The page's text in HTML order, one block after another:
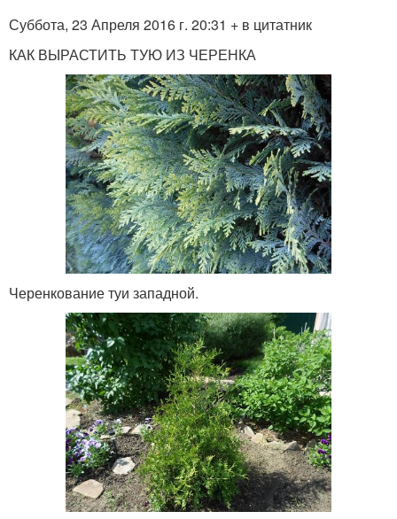
Суббота, 23 Апреля 2016 г. 20:31 + в цитатник
КАК ВЫРАСТИТЬ ТУЮ ИЗ ЧЕРЕНКА
Черенкование туи западной.